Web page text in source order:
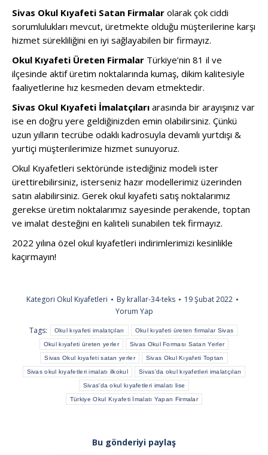
Sivas Okul Kıyafeti Satan Firmalar olarak çok ciddi
sorumlulukları mevcut, üretmekte olduğu müşterilerine karşı
hizmet sürekliliğini en iyi sağlayabilen bir firmayız.
Okul Kıyafeti Üreten Firmalar Türkiye’nin 81 il ve
ilçesinde aktif üretim noktalarında kumaş, dikim kalitesiyle
faaliyetlerine hız kesmeden devam etmektedir.
Sivas Okul Kıyafeti İmalatçıları arasında bir arayışınız var
ise en doğru yere geldiğinizden emin olabilirsiniz. Çünkü
uzun yılların tecrübe odaklı kadrosuyla devamlı yurtdışı &
yurtiçi müşterilerimize hizmet sunuyoruz.
Okul Kıyafetleri sektöründe istediğiniz modeli ister
ürettirebilirsiniz, isterseniz hazır modellerimiz üzerinden
satın alabilirsiniz. Gerek okul kıyafeti satış noktalarımız
gerekse üretim noktalarımız sayesinde perakende, toptan
ve imalat desteğini en kaliteli sunabilen tek firmayız.
2022 yılına özel okul kıyafetleri indirimlerimizi kesinlikle
kaçırmayın!
Kategori Okul Kıyafetleri By krallar-34-teks
19 Şubat 2022
Yorum Yap
Tags:
Okul kıyafeti imalatçıları Okul kıyafeti üreten firmalar Sivas
Okul kıyafeti üreten yerler Sivas Okul Forması Satan Yerler
Sivas Okul kıyafeti satan yerler Sivas Okul Kıyafeti Toptan
Sivas okul kıyafetleri imalatı ilkokul Sivas'da okul kıyafetleri imalatçıları
Sivas'da okul kıyafetleri imalatı lise
Türkiye Okul Kıyafeti İmalatı Yapan Firmalar
Bu gönderiyi paylaş